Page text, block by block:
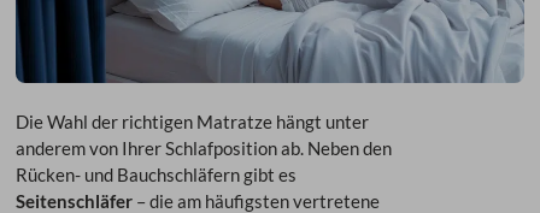
Die Wahl der richtigen Matratze hängt unter
anderem von Ihrer Schlafposition ab. Neben den
Rücken- und Bauchschläfern gibt es
Seitenschläfer – die am häufigsten vertretene